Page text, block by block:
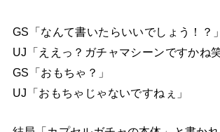
GS「なんて書いたらいいでしょう！？」
UJ「ええっ？ガチャマシーンですかね笑
GS「おもちゃ？」
UJ「おもちゃじゃないですねぇ」